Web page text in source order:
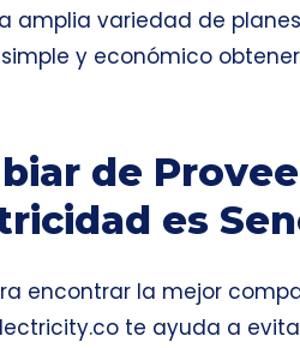
amplia variedad de
y económico
de
es
encontrar la mejor
te ayuda a